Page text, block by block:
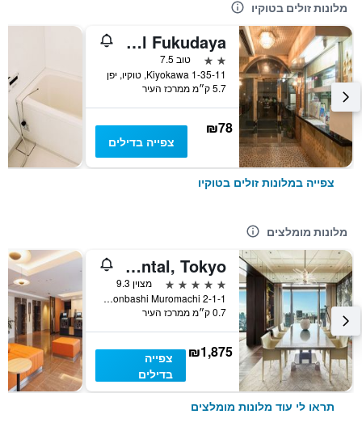
מלונות זולים בטוקיו
Business Hotel Fukudaya
2 כוכבים
טוב 7.5
1-35-11 Kiyokawa, טוקיו, יפן
5.7 ק״מ ממרכז העיר
₪78
צפייה בדילים
צפייה במלונות זולים בטוקיו
מלונות מומלצים
Mandarin Oriental, Tokyo
5 כוכבים
מצוין 9.3
2-1-1 Nihonbashi Muromachi, טוקיו, יפן
0.7 ק״מ ממרכז העיר
₪1,875
צפייה
בדילים
תראו לי עוד מלונות מומלצים